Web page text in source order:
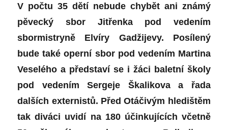
V počtu 35 dětí nebude chybět ani známý
pěvecký sbor Jitřenka pod vedením
sbormistryně Elvíry Gadžijevy. Posílený
bude také operní sbor pod vedením Martina
Veselého a představí se i žáci baletní školy
pod vedením Sergeje Škalikova a řada
dalších externistů. Před Otáčivým hledištěm
tak diváci uvidí na 180 účinkujících včetně